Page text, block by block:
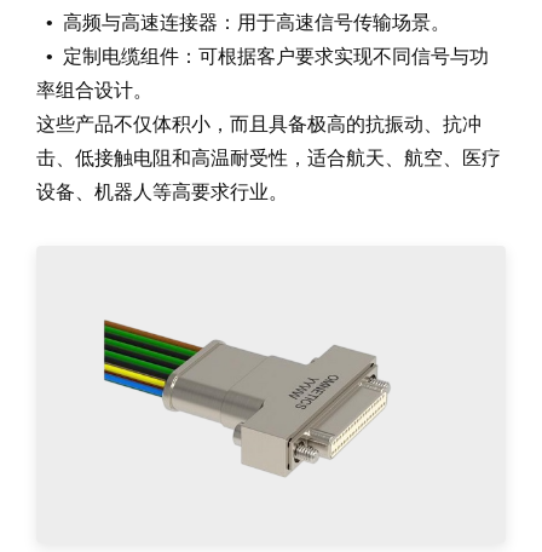
• 高频与高速连接器：用于高速信号传输场景。
• 定制电缆组件：可根据客户要求实现不同信号与功
率组合设计。
这些产品不仅体积小，而且具备极高的抗振动、抗冲
击、低接触电阻和高温耐受性，适合航天、航空、医疗
设备、机器人等高要求行业。